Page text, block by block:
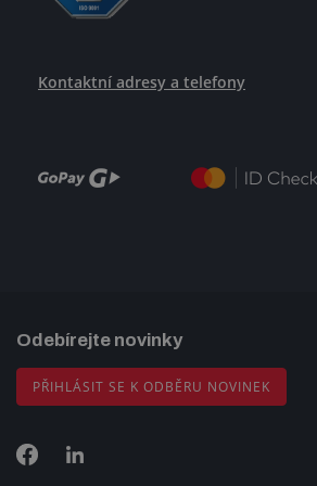
Kontaktní adresy a telefony
Odebírejte novinky
PŘIHLÁSIT SE K ODBĚRU NOVINEK